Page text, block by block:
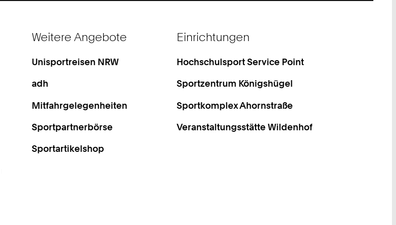
Weitere Angebote
Unisportreisen NRW
adh
Mitfahrgelegenheiten
Sportpartnerbörse
Sportartikelshop
Einrichtungen
Hochschulsport Service Point
Sportzentrum Königshügel
Sportkomplex Ahornstraße
Veranstaltungsstätte Wildenhof